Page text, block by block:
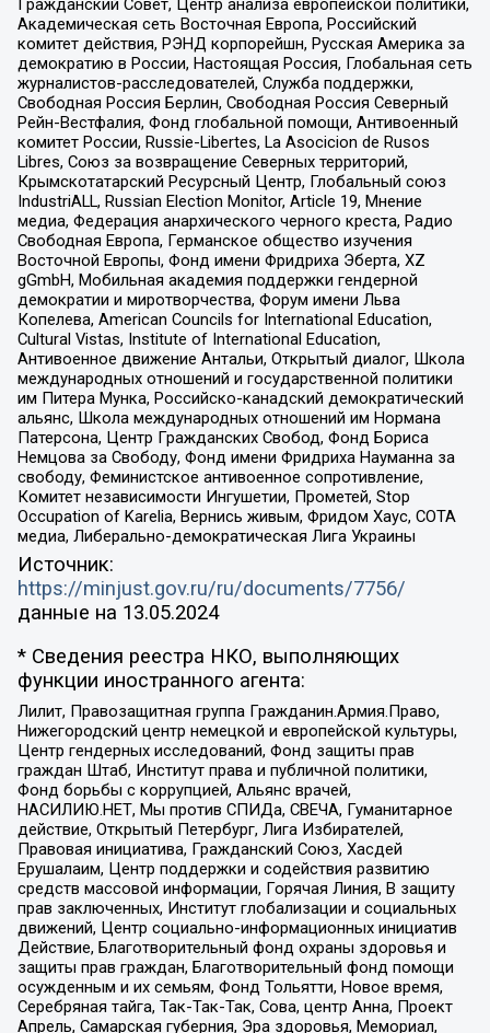
Гражданский Совет, Центр анализа европейской политики,
Академическая сеть Восточная Европа, Российский
комитет действия, РЭНД корпорейшн, Русская Америка за
демократию в России, Настоящая Россия, Глобальная сеть
журналистов-расследователей, Служба поддержки,
Свободная Россия Берлин, Свободная Россия Северный
Рейн-Вестфалия, Фонд глобальной помощи, Антивоенный
комитет России, Russie-Libertes, La Asocicion de Rusos
Libres, Союз за возвращение Северных территорий,
Крымскотатарский Ресурсный Центр, Глобальный союз
IndustriALL, Russian Election Monitor, Article 19, Мнение
медиа, Федерация анархического черного креста, Радио
Свободная Европа, Германское общество изучения
Восточной Европы, Фонд имени Фридриха Эберта, XZ
gGmbH, Мобильная академия поддержки гендерной
демократии и миротворчества, Форум имени Льва
Копелева, American Councils for International Education,
Cultural Vistas, Institute of International Education,
Антивоенное движение Антальи, Открытый диалог, Школа
международных отношений и государственной политики
им Питера Мунка, Российско-канадский демократический
альянс, Школа международных отношений им Нормана
Патерсона, Центр Гражданских Свобод, Фонд Бориса
Немцова за Свободу, Фонд имени Фридриха Науманна за
свободу, Феминистское антивоенное сопротивление,
Комитет независимости Ингушетии, Прометей, Stop
Occupation of Karelia, Вернись живым, Фридом Хаус, СОТА
медиа, Либерально-демократическая Лига Украины
Источник:
https://minjust.gov.ru/ru/documents/7756/
данные на 13.05.2024
* Сведения реестра НКО, выполняющих
функции иностранного агента:
Лилит, Правозащитная группа Гражданин.Армия.Право,
Нижегородский центр немецкой и европейской культуры,
Центр гендерных исследований, Фонд защиты прав
граждан Штаб, Институт права и публичной политики,
Фонд борьбы с коррупцией, Альянс врачей,
НАСИЛИЮ.НЕТ, Мы против СПИДа, СВЕЧА, Гуманитарное
действие, Открытый Петербург, Лига Избирателей,
Правовая инициатива, Гражданский Союз, Хасдей
Ерушалаим, Центр поддержки и содействия развитию
средств массовой информации, Горячая Линия, В защиту
прав заключенных, Институт глобализации и социальных
движений, Центр социально-информационных инициатив
Действие, Благотворительный фонд охраны здоровья и
защиты прав граждан, Благотворительный фонд помощи
осужденным и их семьям, Фонд Тольятти, Новое время,
Серебряная тайга, Так-Так-Так, Сова, центр Анна, Проект
Апрель, Самарская губерния, Эра здоровья, Мемориал,